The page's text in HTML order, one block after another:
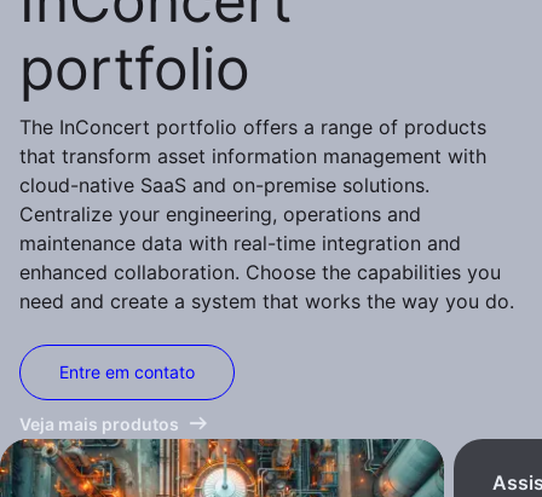
portfolio
The InConcert portfolio offers a range of products
that transform asset information management with
cloud-native SaaS and on-premise solutions.
Centralize your engineering, operations and
maintenance data with real-time integration and
enhanced collaboration. Choose the capabilities you
need and create a system that works the way you do.
Entre em contato
Veja mais produtos